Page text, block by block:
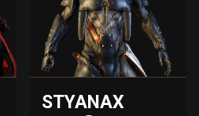
STYANAX